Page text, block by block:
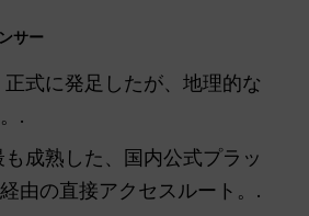
サー
正式に発足したが、地理的な
.
も成熟した、国内公式プラッ
由の直接アクセスルート。.